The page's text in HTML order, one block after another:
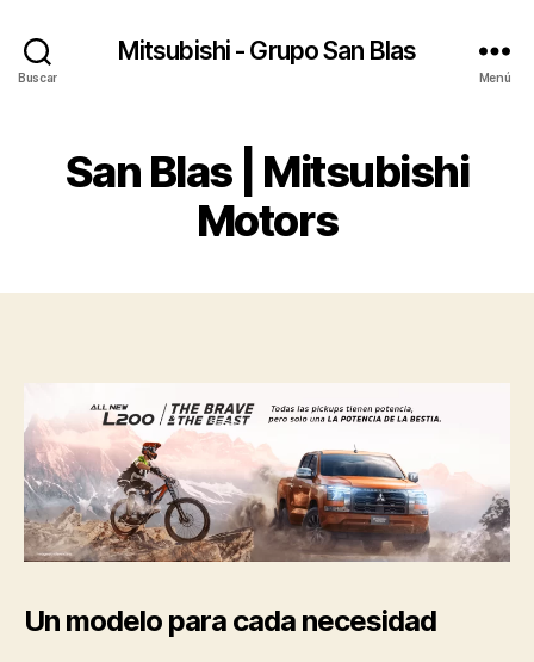
Buscar
Mitsubishi - Grupo San Blas
Menú
San Blas | Mitsubishi
Motors
Un modelo para cada necesidad